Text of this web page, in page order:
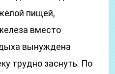
пищей,
вместо
вынуждена
трудно заснуть. По